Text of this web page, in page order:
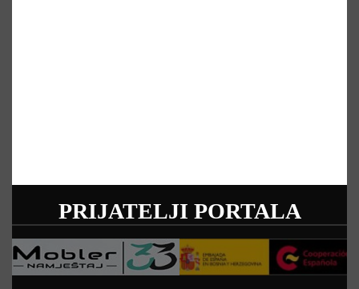
PRIJATELJI PORTALA